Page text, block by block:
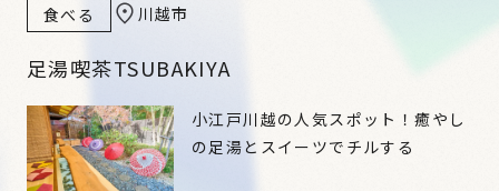
食べる 川越市
足湯喫茶TSUBAKIYA
小江戸川越の人気スポット！癒やし
の足湯とスイーツでチルする